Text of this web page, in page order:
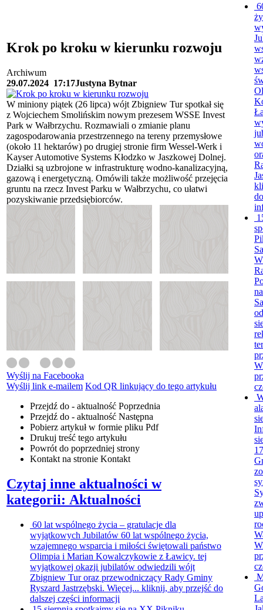
Krok po kroku w kierunku rozwoju
Archiwum
29.07.2024 17:17Justyna Bytnar
W miniony piątek (26 lipca) wójt Zbigniew Tur spotkał się
z Wojciechem Smolińskim nowym prezesem WSSE Invest
Park w Wałbrzychu. Rozmawiali o zmianie planu
zagospodarowania przestrzennego na tereny przemysłowe
(około 11 hektarów) po drugiej stronie firm Wessel-Werk i
Kayser Automotive Systems Kłodzko w Jaszkowej Dolnej.
Działki są uzbrojone w infrastrukturę wodno-kanalizacyjną,
gazową i energetyczną. Omówili także możliwość przejęcia
gruntu na rzecz Invest Parku w Wałbrzychu, co ułatwi
pozyskiwanie przedsiębiorców.
Wyślij na Facebooka
Wyślij link e-mailem Kod QR linkujący do tego artykułu
Przejdź do - aktualność Poprzednia
Przejdź do - aktualność Następna
Pobierz artykuł w formie pliku Pdf
Drukuj treść tego artykułu
Powrót do poprzedniej strony
Kontakt na stronie Kontakt
Czytaj inne aktualności w
kategorii: Aktualności
60 lat wspólnego życia – gratulacje dla
wyjątkowych Jubilatów 60 lat wspólnego życia,
wzajemnego wsparcia i miłości świętowali państwo
Olimpia i Marian Kowalczykowie z Ławicy. tej
wyjątkowej okazji jubilatów odwiedzili wójt
Zbigniew Tur oraz przewodniczący Rady Gminy
Ryszard Jastrzębski. Więcej... kliknij, aby przejść do
dalszej części informacji